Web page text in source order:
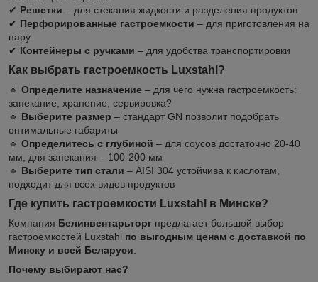
✔ Решетки – для стекания жидкости и разделения продуктов
✔ Перфорированные гастроемкости – для приготовления на
пару
✔ Контейнеры с ручками – для удобства транспортировки
Как выбрать гастроемкость Luxstahl?
🔹 Определите назначение – для чего нужна гастроемкость:
запекание, хранение, сервировка?
🔹 Выберите размер – стандарт GN позволит подобрать
оптимальные габариты
🔹 Определитесь с глубиной – для соусов достаточно 20-40
мм, для запекания – 100-200 мм
🔹 Выберите тип стали – AISI 304 устойчива к кислотам,
подходит для всех видов продуктов
Где купить гастроемкости Luxstahl в Минске?
Компания Белинвентарьторг предлагает большой выбор
гастроемкостей Luxstahl по выгодным ценам с доставкой по
Минску и всей Беларуси
Почему выбирают нас?